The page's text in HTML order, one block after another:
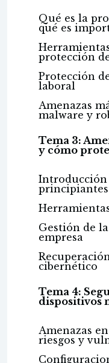
Qué es la
qué es
protección
Protección
laboral
Amenazas
malware y
Tema 3:
y cómo
Introducción
principiantes
Gestión de
empresa
cibernético
Tema 4:
dispositivos
Amenazas
riesgos y